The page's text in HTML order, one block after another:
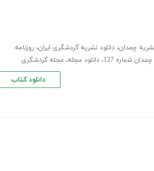
چمدان، دانلود نشریه گردشگری ایران، روزنامه
چمدان شماره 127 ، دانلود مجله، مجله گردشگری
دانلود کتاب